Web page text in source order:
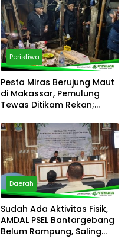
Peristiwa
Pesta Miras Berujung Maut
di Makassar, Pemulung
Tewas Ditikam Rekan;
Pelaku
Daerah
Sudah Ada Aktivitas Fisik,
AMDAL PSEL Bantargebang
Belum Rampung, Saling